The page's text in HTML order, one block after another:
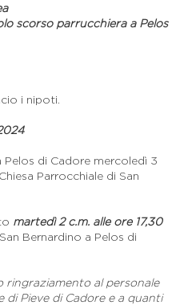
scorso parrucchiera a Pelos
i nipoti.
Pelos di Cadore mercoledì 3
Parrocchiale di San
martedì 2 c.m. alle ore 17,30
Bernardino a Pelos di
al personale
di Pieve di Cadore e a quanti